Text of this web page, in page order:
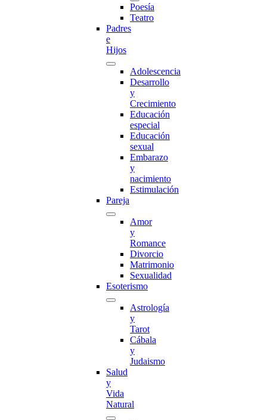
Poesía
Teatro
Padres
e
Hijos
Adolescencia
Desarrollo
y
Crecimiento
Educación
especial
Educación
sexual
Embarazo
y
nacimiento
Estimulación
Pareja
Amor
y
Romance
Divorcio
Matrimonio
Sexualidad
Esoterismo
Astrología
y
Tarot
Cábala
y
Judaismo
Salud
y
Vida
Natural